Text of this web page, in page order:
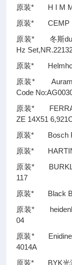
原装* H I M M
原装* CEMP
原装* 冬斯
Hz
原装*
原装*
Code
原装*
ZE 14X51
原装* Bosch
原装*
原装*
117
原装* Black
原装*
04
原装* Enidine
4014A
原装* BYK光